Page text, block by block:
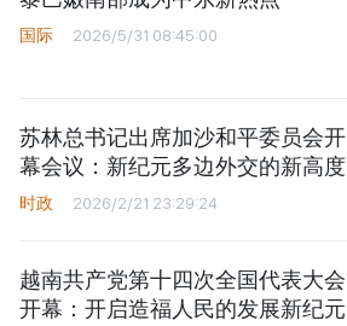
国际 2026/5/31 08:45:00
苏林总书记出席加沙和平委员会开
幕会议：新纪元多边外交的新高度
时政 2026/2/21 23:29:24
越南共产党第十四次全国代表大会
开幕：开启造福人民的发展新纪元